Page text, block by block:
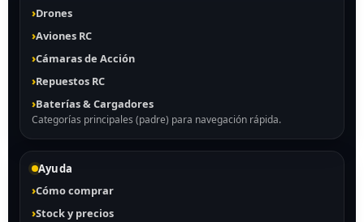
Drones
Aviones RC
Cámaras de Acción
Repuestos RC
Baterías & Cargadores
Categorías principales (padre) para navegación rápida.
Ayuda
Cómo comprar
Stock y precios